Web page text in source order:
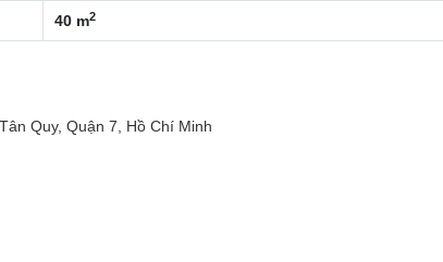
40 m2
Quy, Quận 7, Hồ Chí Minh